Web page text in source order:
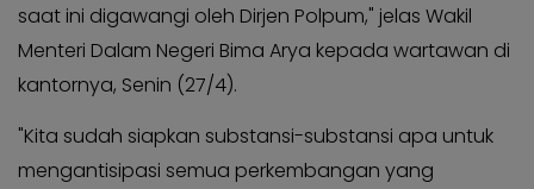
saat ini digawangi oleh Dirjen Polpum," jelas Wakil
Menteri Dalam Negeri Bima Arya kepada wartawan di
kantornya, Senin (27/4).
"Kita sudah siapkan substansi-substansi apa untuk
mengantisipasi semua perkembangan yang